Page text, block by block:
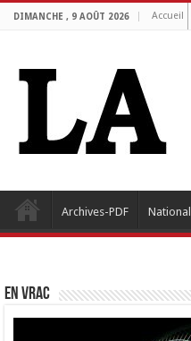
DIMANCHE , 9 AOÛT 2026 Accueil
Archives-PDF National
EN VRAC